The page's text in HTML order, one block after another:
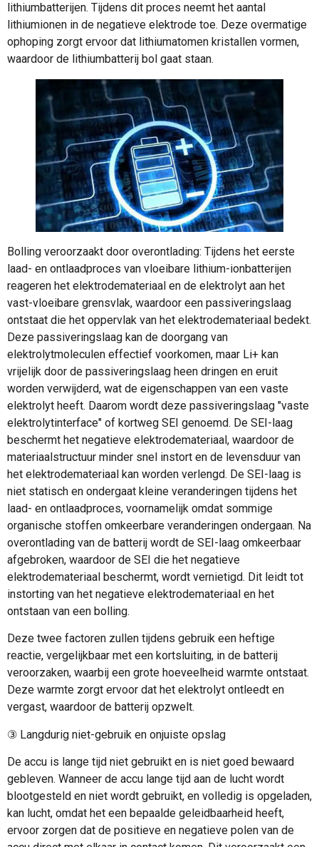
lithiumbatterijen. Tijdens dit proces neemt het aantal
lithiumionen in de negatieve elektrode toe. Deze overmatige
ophoping zorgt ervoor dat lithiumatomen kristallen vormen,
waardoor de lithiumbatterij bol gaat staan.
Bolling veroorzaakt door overontlading: Tijdens het eerste
laad- en ontlaadproces van vloeibare lithium-ionbatterijen
reageren het elektrodemateriaal en de elektrolyt aan het
vast-vloeibare grensvlak, waardoor een passiveringslaag
ontstaat die het oppervlak van het elektrodemateriaal bedekt.
Deze passiveringslaag kan de doorgang van
elektrolytmoleculen effectief voorkomen, maar Li+ kan
vrijelijk door de passiveringslaag heen dringen en eruit
worden verwijderd, wat de eigenschappen van een vaste
elektrolyt heeft. Daarom wordt deze passiveringslaag "vaste
elektrolytinterface" of kortweg SEI genoemd. De SEI-laag
beschermt het negatieve elektrodemateriaal, waardoor de
materiaalstructuur minder snel instort en de levensduur van
het elektrodemateriaal kan worden verlengd. De SEI-laag is
niet statisch en ondergaat kleine veranderingen tijdens het
laad- en ontlaadproces, voornamelijk omdat sommige
organische stoffen omkeerbare veranderingen ondergaan. Na
overontlading van de batterij wordt de SEI-laag omkeerbaar
afgebroken, waardoor de SEI die het negatieve
elektrodemateriaal beschermt, wordt vernietigd. Dit leidt tot
instorting van het negatieve elektrodemateriaal en het
ontstaan van een bolling.
Deze twee factoren zullen tijdens gebruik een heftige
reactie, vergelijkbaar met een kortsluiting, in de batterij
veroorzaken, waarbij een grote hoeveelheid warmte ontstaat.
Deze warmte zorgt ervoor dat het elektrolyt ontleedt en
vergast, waardoor de batterij opzwelt.
③ Langdurig niet-gebruik en onjuiste opslag
De accu is lange tijd niet gebruikt en is niet goed bewaard
gebleven. Wanneer de accu lange tijd aan de lucht wordt
blootgesteld en niet wordt gebruikt, en volledig is opgeladen,
kan lucht, omdat het een bepaalde geleidbaarheid heeft,
ervoor zorgen dat de positieve en negatieve polen van de